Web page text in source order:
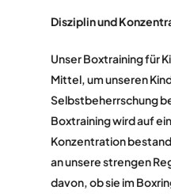
Disziplin und
Unser Boxtraining für
Mittel, um unseren
Selbstbeherrschung
Boxtraining wird auf
Konzentration
an unsere strengen
davon, ob sie im